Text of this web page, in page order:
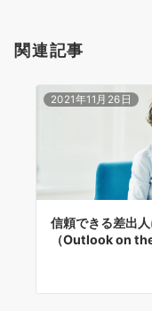
関連記事
2021年11月26日
信頼できる差出
（Outlook on